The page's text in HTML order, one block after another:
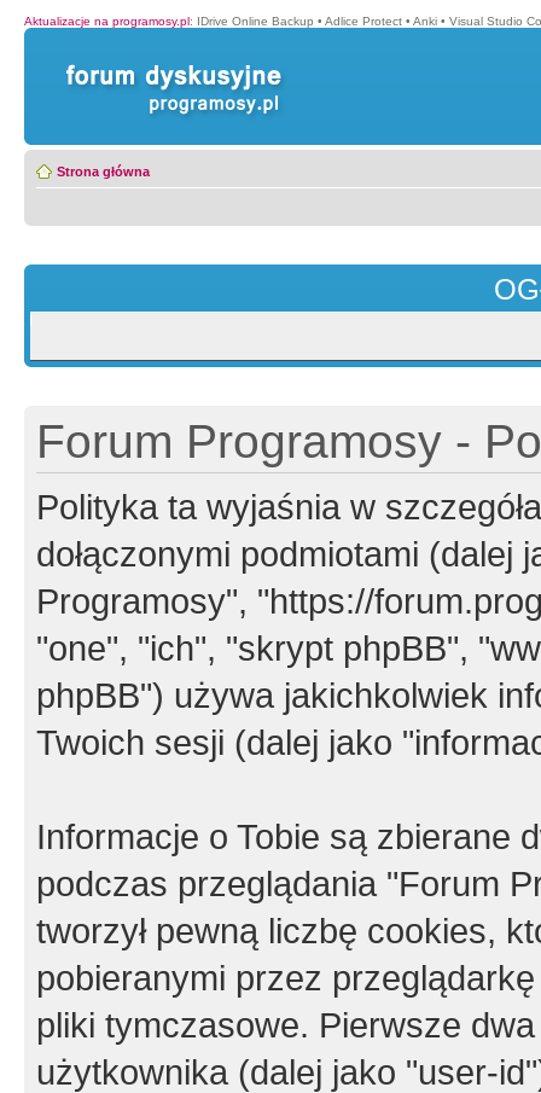
Aktualizacje na programosy.pl: IDrive Online Backup • Adlice Protect • Anki • Visual Studio
Strona główna
Forum Programosy -
Polityka ta wyjaśnia w
dołączonymi podmiotami (dalej
Programosy", "https://
"one", "ich", "skrypt phpBB",
phpBB") używa jakichkolwiek
Twoich sesji (dalej jako
Informacje o Tobie są zbierane
podczas przeglądania "Forum
tworzył pewną liczbę cookies,
pobieranymi przez
pliki tymczasowe. Pierwsze
użytkownika (dalej jako "user-